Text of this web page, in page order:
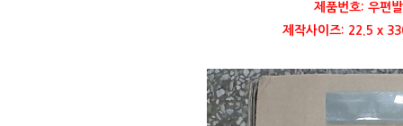
제품번호: 우편
제작사이즈: 22.5 x